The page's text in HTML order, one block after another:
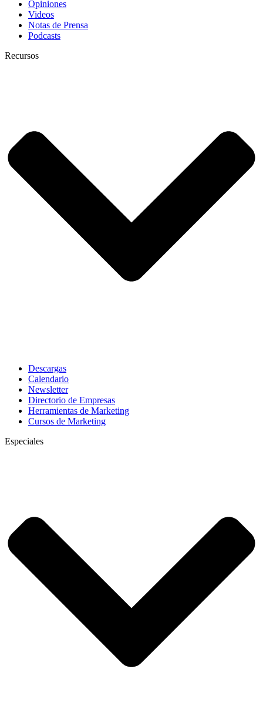
Opiniones
Videos
Notas de Prensa
Podcasts
Recursos
Descargas
Calendario
Newsletter
Directorio de Empresas
Herramientas de Marketing
Cursos de Marketing
Especiales